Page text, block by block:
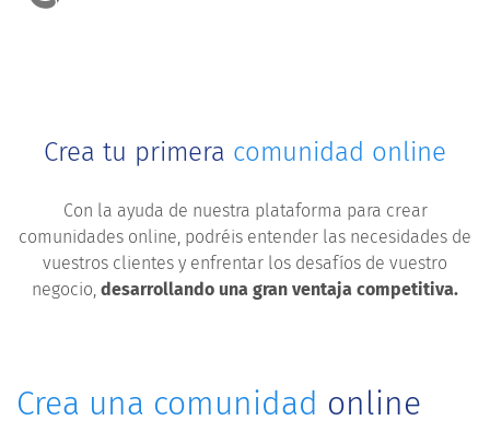
Crea tu primera comunidad online
Con la ayuda de nuestra plataforma para crear
comunidades online, podréis entender las necesidades de
vuestros clientes y enfrentar los desafíos de vuestro
negocio, desarrollando una gran ventaja competitiva.
Crea una comunidad online